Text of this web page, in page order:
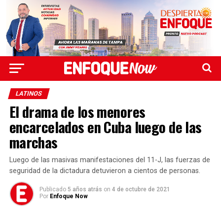
LATINOS
El drama de los menores
encarcelados en Cuba luego de las
marchas
Luego de las masivas manifestaciones del 11-J, las fuerzas de
seguridad de la dictadura detuvieron a cientos de personas.
Publicado 5 años atrás on 4 de octubre de 2021
Por Enfoque Now